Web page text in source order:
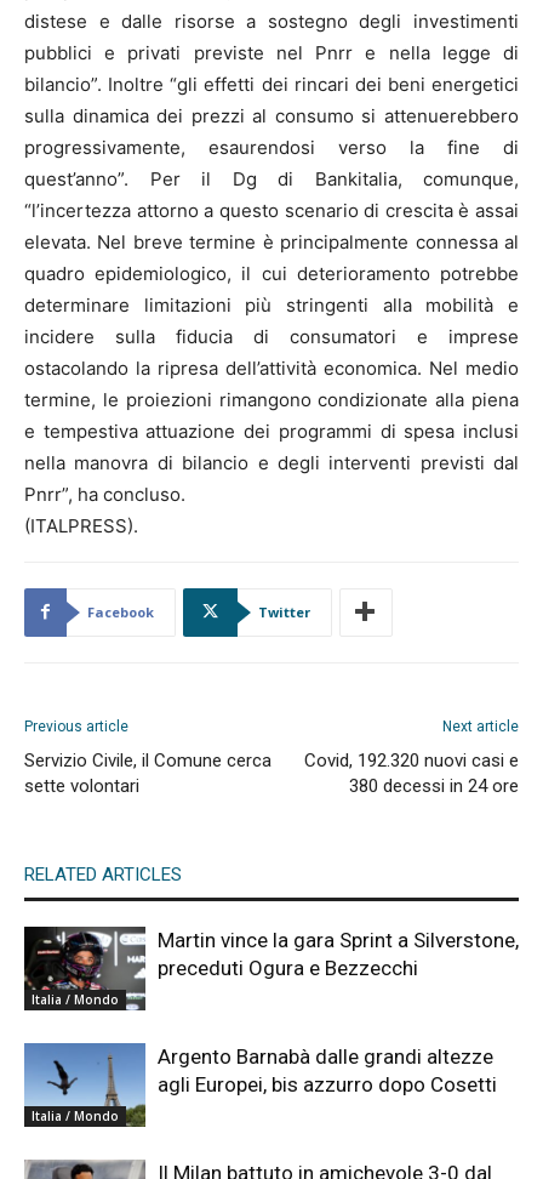
distese e dalle risorse a sostegno degli investimenti
pubblici e privati previste nel Pnrr e nella legge di
bilancio”. Inoltre “gli effetti dei rincari dei beni energetici
sulla dinamica dei prezzi al consumo si attenuerebbero
progressivamente, esaurendosi verso la fine di
quest’anno”. Per il Dg di Bankitalia, comunque,
“l’incertezza attorno a questo scenario di crescita è assai
elevata. Nel breve termine è principalmente connessa al
quadro epidemiologico, il cui deterioramento potrebbe
determinare limitazioni più stringenti alla mobilità e
incidere sulla fiducia di consumatori e imprese
ostacolando la ripresa dell’attività economica. Nel medio
termine, le proiezioni rimangono condizionate alla piena
e tempestiva attuazione dei programmi di spesa inclusi
nella manovra di bilancio e degli interventi previsti dal
Pnrr”, ha concluso.
(ITALPRESS).
Facebook Twitter
Previous article
Servizio Civile, il Comune cerca
sette volontari
Next article
Covid, 192.320 nuovi casi e
380 decessi in 24 ore
RELATED ARTICLES
Italia / Mondo
Martin vince la gara Sprint a Silverstone,
preceduti Ogura e Bezzecchi
Italia / Mondo
Argento Barnabà dalle grandi altezze
agli Europei, bis azzurro dopo Cosetti
Il Milan battuto in amichevole 3-0 dal